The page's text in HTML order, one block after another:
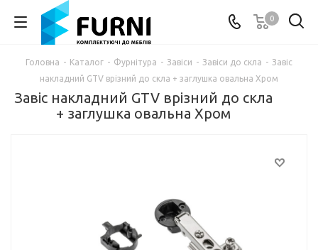
0
Головна - Каталог - Фурнітура - Завіси - Завіси до скла - Завіс
накладний GTV врізний до скла + заглушка овальна Хром
Завіс накладний GTV врізний до скла
+ заглушка овальна Хром